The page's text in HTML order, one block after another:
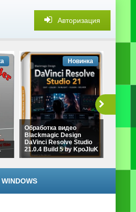
Авторизация
Обработка видео
Blackmagic Design
DaVinci Resolve Studio
21.0.4 Build 5 by KpoJIuK
Новинка